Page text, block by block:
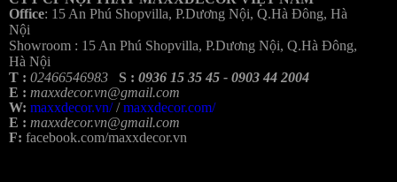
Office: 15 An Phú Shopvilla, P.Dương Nội, Q.Hà Đông, Hà
Nội
Showroom : 15 An Phú Shopvilla, P.Dương Nội, Q.Hà Đông,
Hà Nội
T : 02466546983 S : 0936 15 35 45 - 0903 44 2004
E : maxxdecor.vn@gmail.com
W: maxxdecor.vn//maxxdecor.com/
E : maxxdecor.vn@gmail.com
F: facebook.com/maxxdecor.vn